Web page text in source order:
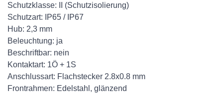
Schutzklasse: II (Schutzisolierung)
Schutzart: IP65 / IP67
Hub: 2,3 mm
Beleuchtung: ja
Beschriftbar: nein
Kontaktart: 1Ö + 1S
Anschlussart: Flachstecker 2.8x0.8 mm
Frontrahmen: Edelstahl, glänzend